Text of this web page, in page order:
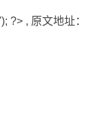
?> , 原文地址：